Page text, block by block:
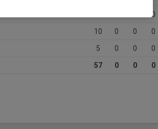
0
10 0 0 0
5 0 0 0
57 0 0 0